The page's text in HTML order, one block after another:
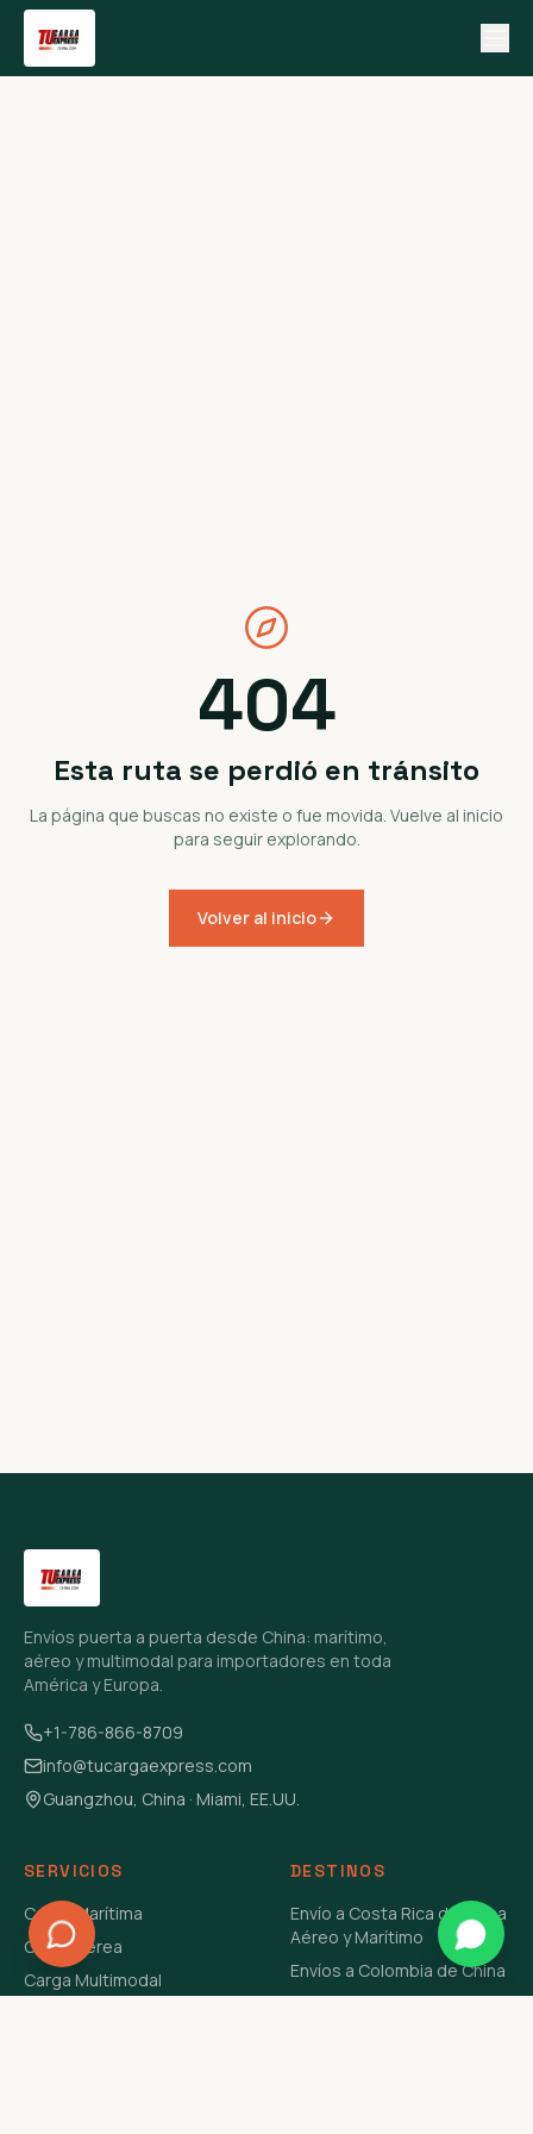
404
Esta ruta se perdió en tránsito
La página que buscas no existe o fue movida. Vuelve al inicio
para seguir explorando.
Volver al inicio
Envíos puerta a puerta desde China: marítimo,
aéreo y multimodal para importadores en toda
América y Europa.
+1-786-866-8709
info@tucargaexpress.com
Guangzhou, China · Miami, EE.UU.
SERVICIOS
Carga Marítima
Carga Aérea
Carga Multimodal
DESTINOS
Envío a Costa Rica de China
Aéreo y Marítimo
Envíos a Colombia de China